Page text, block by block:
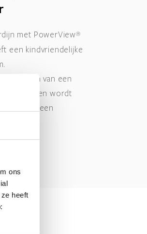
ons
heeft
met PowerView®
een kindvriendelijke
voorzien van een
en wordt
van een